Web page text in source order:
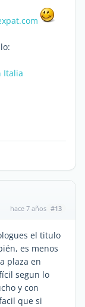
Italia
hace 7 años #13
el titulo
es menos
plaza en
segun lo
y con
que si